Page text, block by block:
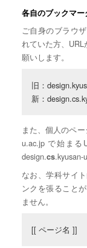
各自のブックマ
ご自身のブラウ
れていた方、
願いします。
旧：
新：
また、個人のペ
u.ac.jp で始ま
design.cs.kyusan-
なお、学科サイ
ンクを張ること
ません。
[[ ページ名 ]]